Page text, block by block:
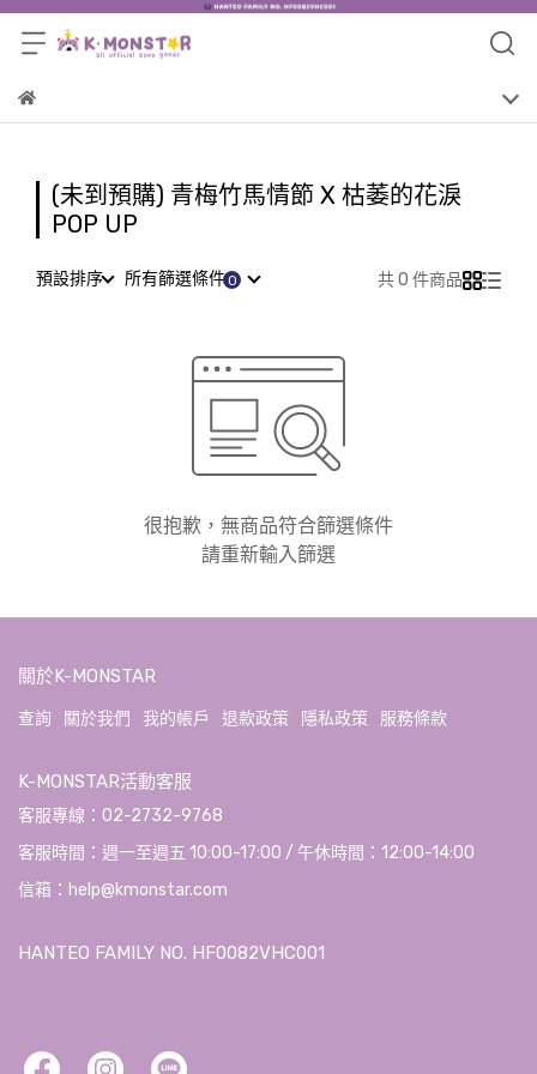
(未到預購) 青梅竹馬情節 X 枯萎的花淚
POP UP
預設排序 所有篩選條件 共 0 件商品
很抱歉，無商品符合篩選條件
請重新輸入篩選
關於K-MONSTAR
查詢 關於我們 我的帳戶 退款政策 隱私政策 服務條款
K-MONSTAR活動客服
客服專線：02-2732-9768
客服時間：週一至週五 10:00-17:00 / 午休時間：12:00-14:00
信箱：help@kmonstar.com
HANTEO FAMILY NO. HF0082VHC001